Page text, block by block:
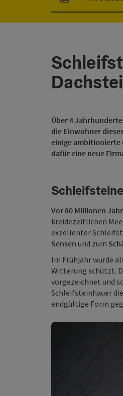
An- und
Über 4
die Einwohner
einige ambitionierte
dafür eine neue
Vor 80 Millionen
kreidezeitlichen
exzellenter
Sensen und zum
Im Frühjahr wurde
Witterung schützt.
vorgezeichnet und
Schleifsteinhauer
endgültige Form